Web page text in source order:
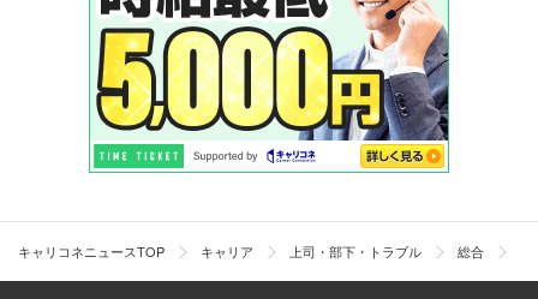
キャリコネニュースTOP キャリア 上司・部下・トラブル 総合